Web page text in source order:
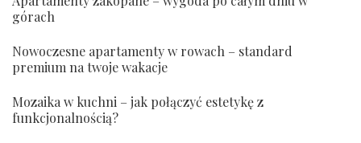
górach
Nowoczesne apartamenty w rowach – standard
premium na twoje wakacje
Mozaika w kuchni – jak połączyć estetykę z
funkcjonalnością?